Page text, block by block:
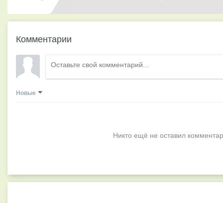
Комментарии
Новые
Никто ещё не оставил